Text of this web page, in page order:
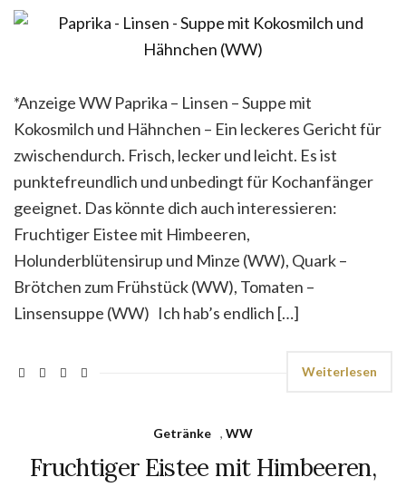
*Anzeige WW Paprika – Linsen – Suppe mit
Kokosmilch und Hähnchen – Ein leckeres Gericht für
zwischendurch. Frisch, lecker und leicht. Es ist
punktefreundlich und unbedingt für Kochanfänger
geeignet. Das könnte dich auch interessieren:
Fruchtiger Eistee mit Himbeeren,
Holunderblütensirup und Minze (WW), Quark –
Brötchen zum Frühstück (WW), Tomaten –
Linsensuppe (WW) Ich hab’s endlich […]
Weiterlesen
Getränke , WW
Fruchtiger Eistee mit Himbeeren,